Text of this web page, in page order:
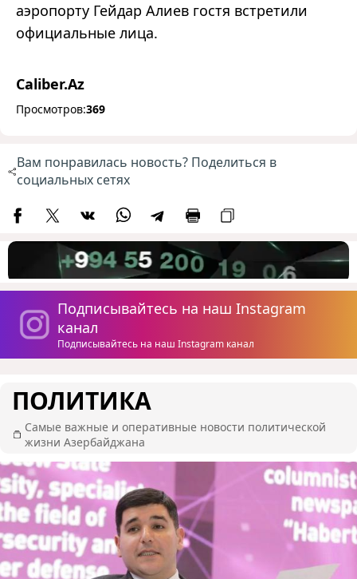
аэропорту Гейдар Алиев гостя встретили
официальные лица.
Caliber.Az
Просмотров:369
Вам понравилась новость? Поделиться в
социальных сетях
Подписывайтесь на наш Instagram
канал
Подписывайтесь на наш Instagram канал
ПОЛИТИКА
Самые важные и оперативные новости политической
жизни Азербайджана